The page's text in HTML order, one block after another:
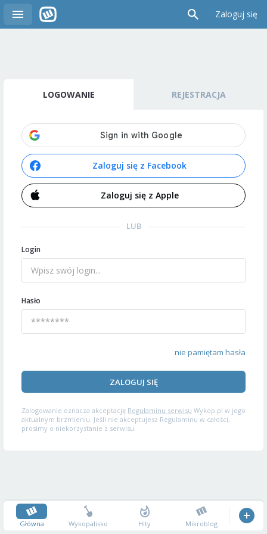
Zaloguj się
LOGOWANIE REJESTRACJA
Zaloguj się z Facebook
Zaloguj się z Apple
LUB
Login
Hasło
nie pamiętam hasła
ZALOGUJ SIĘ
Zalogowanie oznacza akceptację Regulaminu serwisu Wykop.pl w jego
aktualnym brzmieniu. Jeśli nie akceptujesz Regulaminu w całości,
prosimy o niekorzystanie z serwisu.
Główna Wykopalisko Hity Mikroblog